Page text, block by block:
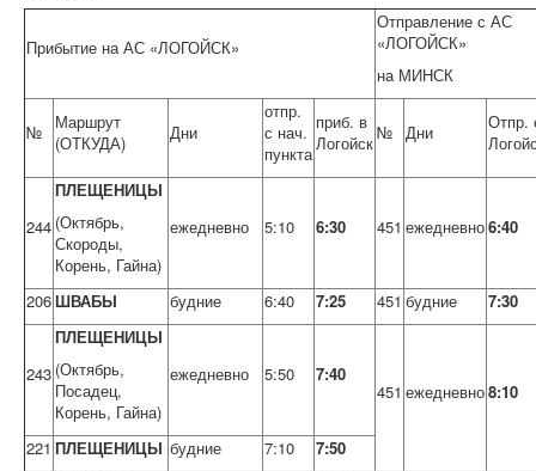
Прибытие на АС «ЛОГОЙСК»
Отправление с АС
«ЛОГОЙСК»
на МИНСК
№
Маршрут
(ОТКУДА)
Дни
отпр.
с нач.
пункта
приб. в
Логойск№ Дни
Отпр.
244
ПЛЕЩЕНИЦЫ
(Октябрь,
Скороды,
Корень, Гайна)
ежедневно 5:10 6:30 451 ежедневно6:40
206ШВАБЫ будние 6:40 7:25 451 будние 7:30
243
ПЛЕЩЕНИЦЫ
(Октябрь,
Посадец,
Корень, Гайна)
ежедневно 5:50 7:40
451 ежедневно8:10
221 ПЛЕЩЕНИЦЫ будние 7:10
7:50